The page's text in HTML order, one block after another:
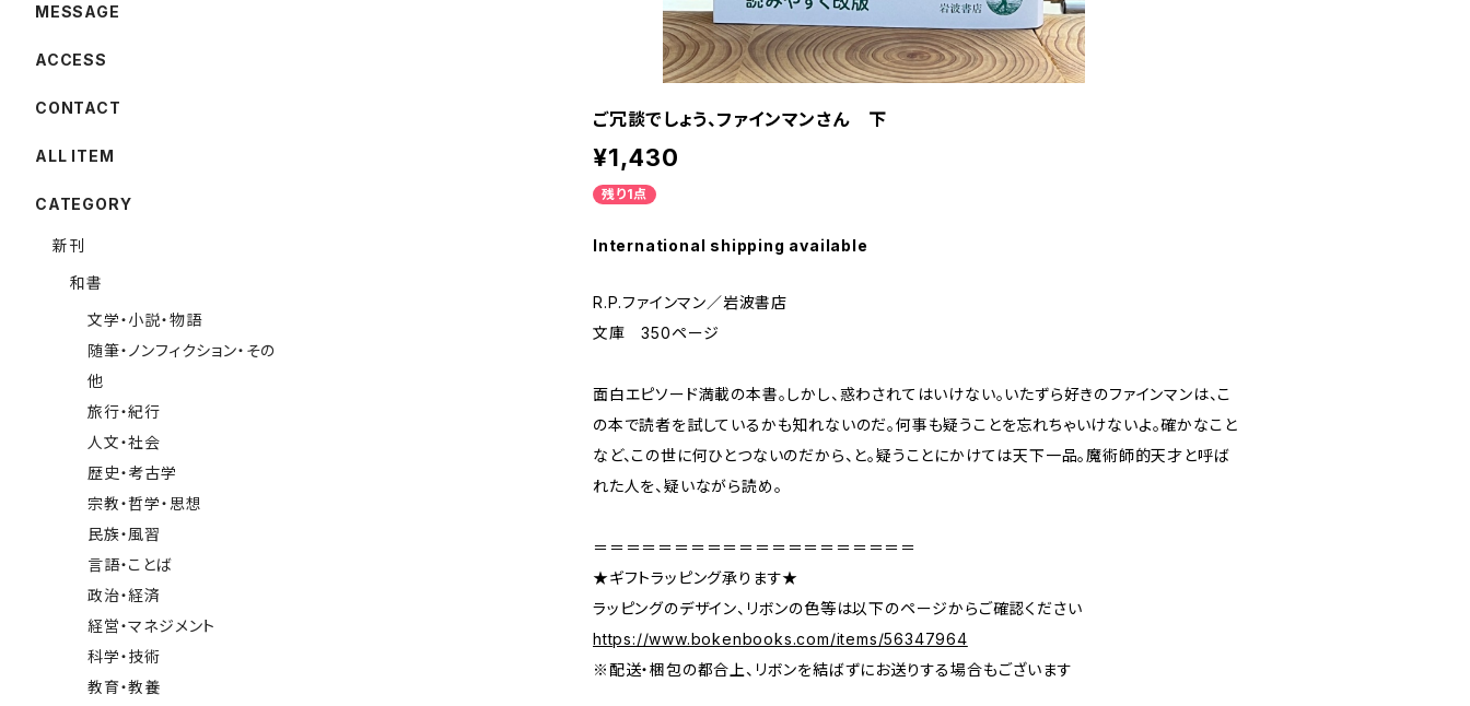
ご冗談でしょう、ファインマンさん 下
¥1,430
残り1点
International shipping available
R.P.ファインマン／岩波書店
文庫 350ページ
面白エピソード満載の本書。しかし、惑わされてはいけない。いたずら好きのファインマンは、こ
の本で読者を試しているかも知れないのだ。何事も疑うことを忘れちゃいけないよ。確かなこと
など、この世に何ひとつないのだから、と。疑うことにかけては天下一品。魔術師的天才と呼ば
れた人を、疑いながら読め。
＝＝＝＝＝＝＝＝＝＝＝＝＝＝＝＝＝＝＝＝
★ギフトラッピング承ります★
ラッピングのデザイン、リボンの色等は以下のページからご確認ください
https://www.bokenbooks.com/items/56347964
※配送・梱包の都合上、リボンを結ばずにお送りする場合もございます
MESSAGE
ACCESS
CONTACT
ALL ITEM
CATEGORY
新刊
和書
文学・小説・物語
随筆・ノンフィクション・その
他
旅行・紀行
人文・社会
歴史・考古学
宗教・哲学・思想
民族・風習
言語・ことば
政治・経済
経営・マネジメント
科学・技術
教育・教養